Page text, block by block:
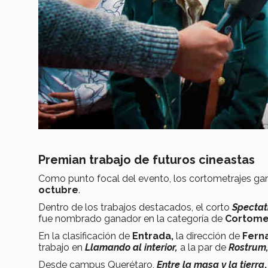
Premian trabajo de futuros cineastas
Como punto focal del evento, los cortometrajes
octubre.
Dentro de los trabajos destacados, el corto
fue nombrado ganador en la categoría de
En la clasificación de Entrada, la dirección de
trabajo en Llamando al interior, a la par de Rostrum,
Desde campus Querétaro, Entre la masa y la tierra,